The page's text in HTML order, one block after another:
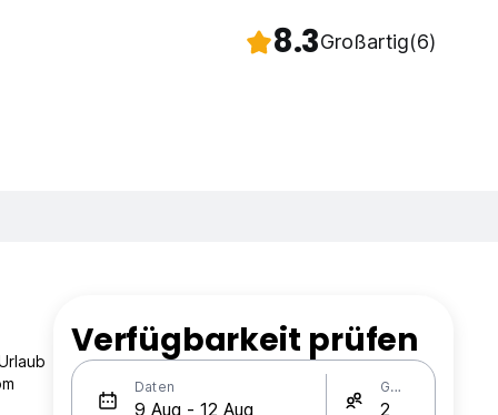
8.3Großartig(6)
Verfügbarkeit prüfen
Daten Gäste